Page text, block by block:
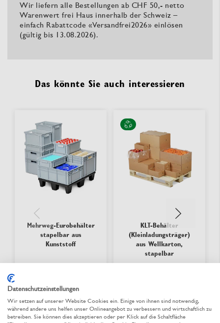
Wir liefern alle Bestellungen ab CHF 50,- netto
Warenwert frei Haus innerhalb der Schweiz –
einfach Rabattcode «Versandfrei2026» einlösen
(gültig bis 13.08.2026).
Das könnte Sie auch interessieren
Mehrweg-Eurobehälter
stapelbar aus
Kunststoff
lieferbar
KLT-Behälter
(Kleinladungsträger)
aus Wellkarton,
stapelbar
lieferbar
Datenschutzeinstellungen
Wir setzen auf unserer Website Cookies ein. Einige von ihnen sind notwendig,
während andere uns helfen unser Onlineangebot zu verbessern und wirtschaftlich zu
betreiben. Sie können dies akzeptieren oder per Klick auf die Schaltfläche